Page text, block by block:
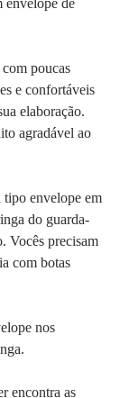
envelope de
poucas
e confortáveis
elaboração.
agradável ao
tipo envelope em
do guarda-
Vocês precisam
com botas
nos
encontra as